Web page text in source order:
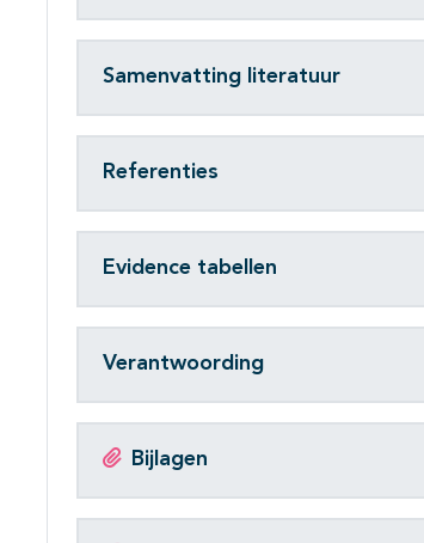
Samenvatting literatuur
Referenties
Evidence tabellen
Verantwoording
Bijlagen